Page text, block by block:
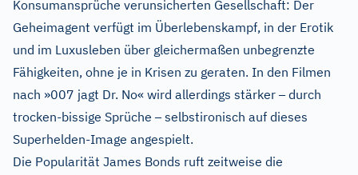
Konsumansprüche verunsicherten Gesellschaft: Der
Geheimagent verfügt im Überlebenskampf, in der Erotik
und im Luxusleben über gleichermaßen unbegrenzte
Fähigkeiten, ohne je in Krisen zu geraten. In den Filmen
nach »007 jagt Dr. No« wird allerdings stärker–durch
trocken-bissige Sprüche–selbstironisch auf dieses
Superhelden-Image angespielt.
Die Popularität James Bonds ruft zeitweise die